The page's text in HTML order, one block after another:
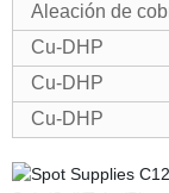
Aleación de
Cu-DHP
Cu-DHP
Cu-DHP